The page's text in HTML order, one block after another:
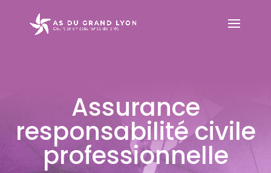
Assurance
responsabilité civile
professionnelle